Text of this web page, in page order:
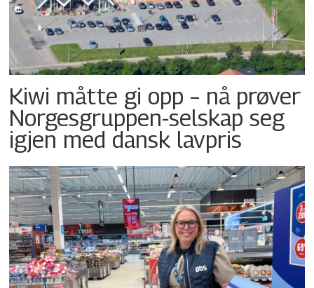
Kiwi måtte gi opp – nå prøver
Norgesgruppen-selskap seg
igjen med dansk lavpris